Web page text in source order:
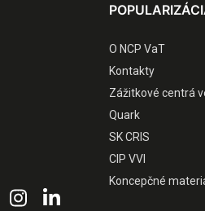
O NCP VaT
Kontakty
Zážitkové centrá
Quark
SK CRIS
CIP VVI
Koncepčné